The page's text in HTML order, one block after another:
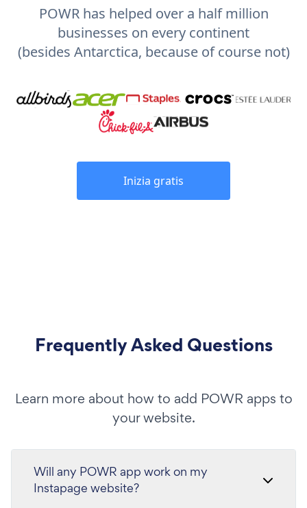
POWR has helped over a half million
businesses on every continent
(besides Antarctica, because of course not)
Inizia gratis
Frequently Asked Questions
Learn more about how to add POWR apps to
your website.
Will any POWR app work on my
Instapage website?